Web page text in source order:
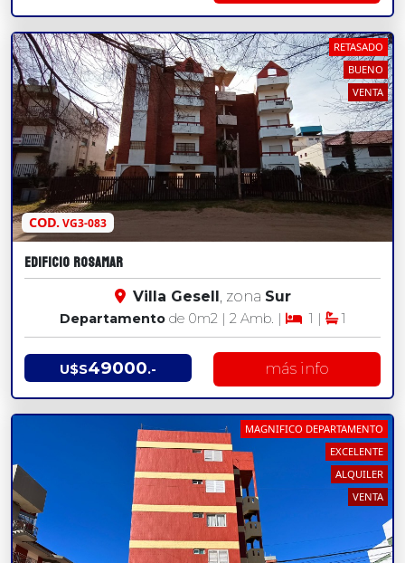
COD.VG3-083
RETASADO
BUENO
VENTA
EDIFICIO ROSAMAR
Villa Gesell , zona Sur
Departamentode 0m2| 2 Amb. | 1 | 1
U$S49000.- más info
MAGNIFICO DEPARTAMENTO
EXCELENTE
ALQUILER
VENTA